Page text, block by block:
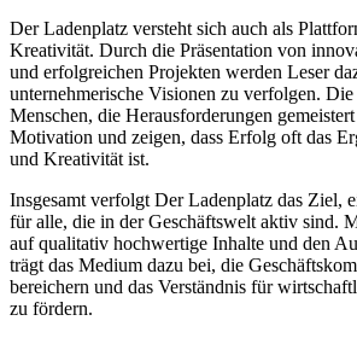
Der Ladenplatz versteht sich auch als
Kreativität. Durch die Präsentation von
und erfolgreichen Projekten werden Leser
unternehmerische Visionen zu verfolgen.
Menschen, die Herausforderungen
Motivation und zeigen, dass Erfolg oft das
und Kreativität ist.
Insgesamt verfolgt Der Ladenplatz das Ziel,
für alle, die in der Geschäftswelt aktiv sind.
auf qualitativ hochwertige Inhalte und den
trägt das Medium dazu bei, die
bereichern und das Verständnis für
zu fördern.